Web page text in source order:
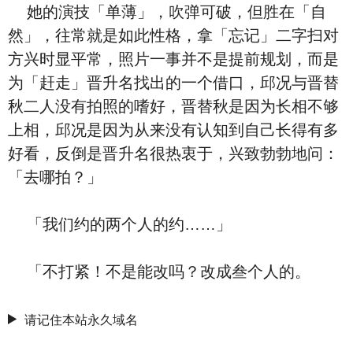
她的演技「单薄」，吹弹可破，但胜在「自
然」，往常就是如此性格，拿「忘记」二字扫对
方兴时显平常，照片一事并不是提前规划，而是
为「赶走」晋升名找出的一个借口，邱况与晋替
秋二人没有拍照的嗜好，晋替秋是因为长相不够
上相，邱况是因为从来没有认知到自己长得有多
好看，反倒是晋升名很热衷于，兴致勃勃地问：
「去哪拍？」
「我们约的两个人的约……」
「不打紧！不是能改吗？改成叁个人的。
请记住本站永久域名